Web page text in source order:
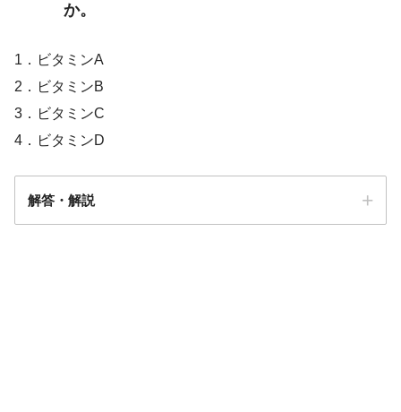
か。
1．ビタミンA
2．ビタミンB
3．ビタミンC
4．ビタミンD
解答・解説